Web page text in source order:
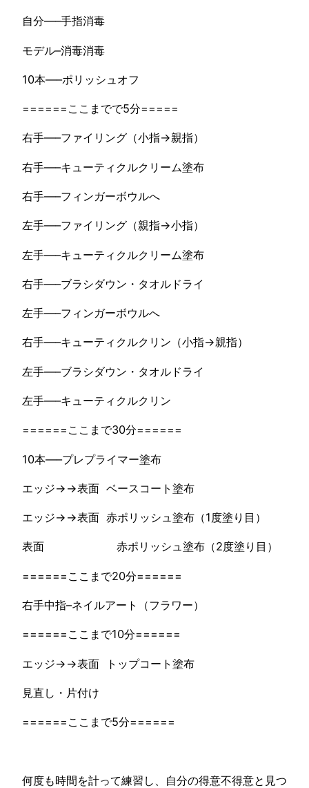
自分—–手指消毒
モデル–消毒消毒
10本—–ポリッシュオフ
======ここまでで5分=====
右手—–ファイリング（小指→親指）
右手—–キューティクルクリーム塗布
右手—–フィンガーボウルへ
左手—–ファイリング（親指→小指）
左手—–キューティクルクリーム塗布
右手—–ブラシダウン・タオルドライ
左手—–フィンガーボウルへ
右手—–キューティクルクリン（小指→親指）
左手—–ブラシダウン・タオルドライ
左手—–キューティクルクリン
======ここまで30分======
10本—–プレプライマー塗布
エッジ→→表面 ベースコート塗布
エッジ→→表面 赤ポリッシュ塗布（1度塗り目）
表面 赤ポリッシュ塗布（2度塗り目）
======ここまで20分======
右手中指–ネイルアート（フラワー）
======ここまで10分======
エッジ→→表面 トップコート塗布
見直し・片付け
======ここまで5分======
何度も時間を計って練習し、自分の得意不得意と見つ